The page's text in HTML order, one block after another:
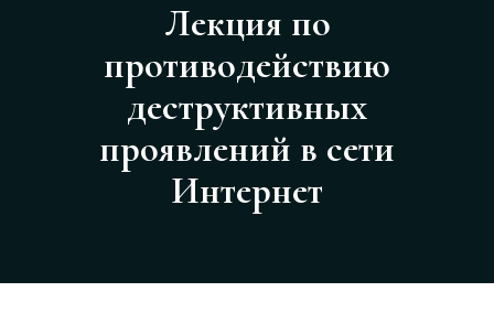
Лекция по
противодействию
деструктивных
проявлений в сети
Интернет